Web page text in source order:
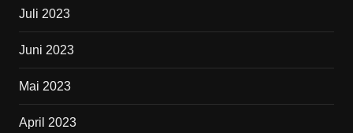
Juli 2023
Juni 2023
Mai 2023
April 2023